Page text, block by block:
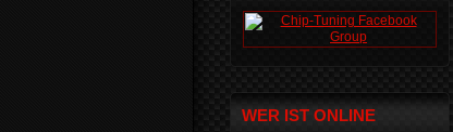
WER IST ONLINE